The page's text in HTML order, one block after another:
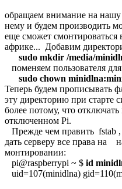
обращаем внимание на
нему и будем производить
еще сможет смонтироваться
африке... Добавим
sudo mkdir /media/
поменяем пользователя
sudo chown
Теперь будем прописывать
эту директорию при старте
более потому, что
отключенном Pi.
Прежде чем править fstab
дать серверу все права на
монтировании:
pi@raspberrypi ~ $ id
uid=107(minidlna)